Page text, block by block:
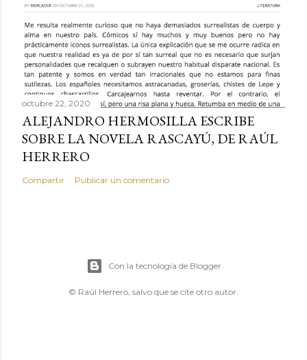
octubre 22, 2020
ALEJANDRO HERMOSILLA ESCRIBE
SOBRE LA NOVELA RASCAYÚ, DE RAÚL
HERRERO
Compartir Publicar un comentario
Con la tecnología de Blogger
© Raúl Herrero, salvo que se cite otro autor.